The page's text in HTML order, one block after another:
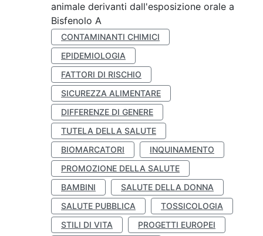
animale derivanti dall'esposizione orale a
Bisfenolo A
CONTAMINANTI CHIMICI
EPIDEMIOLOGIA
FATTORI DI RISCHIO
SICUREZZA ALIMENTARE
DIFFERENZE DI GENERE
TUTELA DELLA SALUTE
BIOMARCATORI
INQUINAMENTO
PROMOZIONE DELLA SALUTE
BAMBINI
SALUTE DELLA DONNA
SALUTE PUBBLICA
TOSSICOLOGIA
STILI DI VITA
PROGETTI EUROPEI